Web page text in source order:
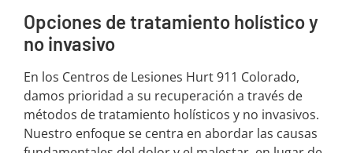
Opciones de tratamiento holístico y
no invasivo
En los Centros de Lesiones Hurt 911 Colorado,
damos prioridad a su recuperación a través de
métodos de tratamiento holísticos y no invasivos.
Nuestro enfoque se centra en abordar las causas